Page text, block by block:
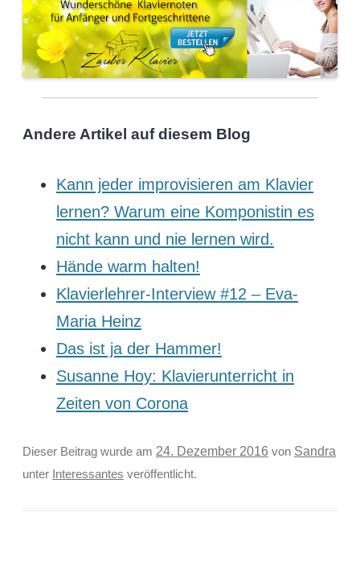
Andere Artikel auf diesem Blog
Kann jeder improvisieren am Klavier
lernen? Warum eine Komponistin es
nicht kann und nie lernen wird.
Hände warm halten!
Klavierlehrer-Interview #12 – Eva-
Maria Heinz
Das ist ja der Hammer!
Susanne Hoy: Klavierunterricht in
Zeiten von Corona
Dieser Beitrag wurde am 24. Dezember 2016 von Sandra
unter Interessantes veröffentlicht.